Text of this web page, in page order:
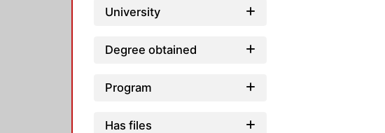
University
Degree obtained
Program
Has files